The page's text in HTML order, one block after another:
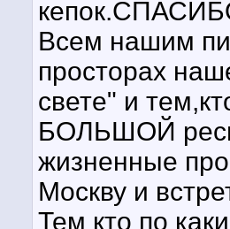
Всем нашим
просторах
свете" и
БОЛЬШОЙ
жизненные
Москву и
Тем кто по